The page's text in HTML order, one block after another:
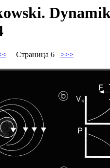
Dynamik
Страница 6 >>>